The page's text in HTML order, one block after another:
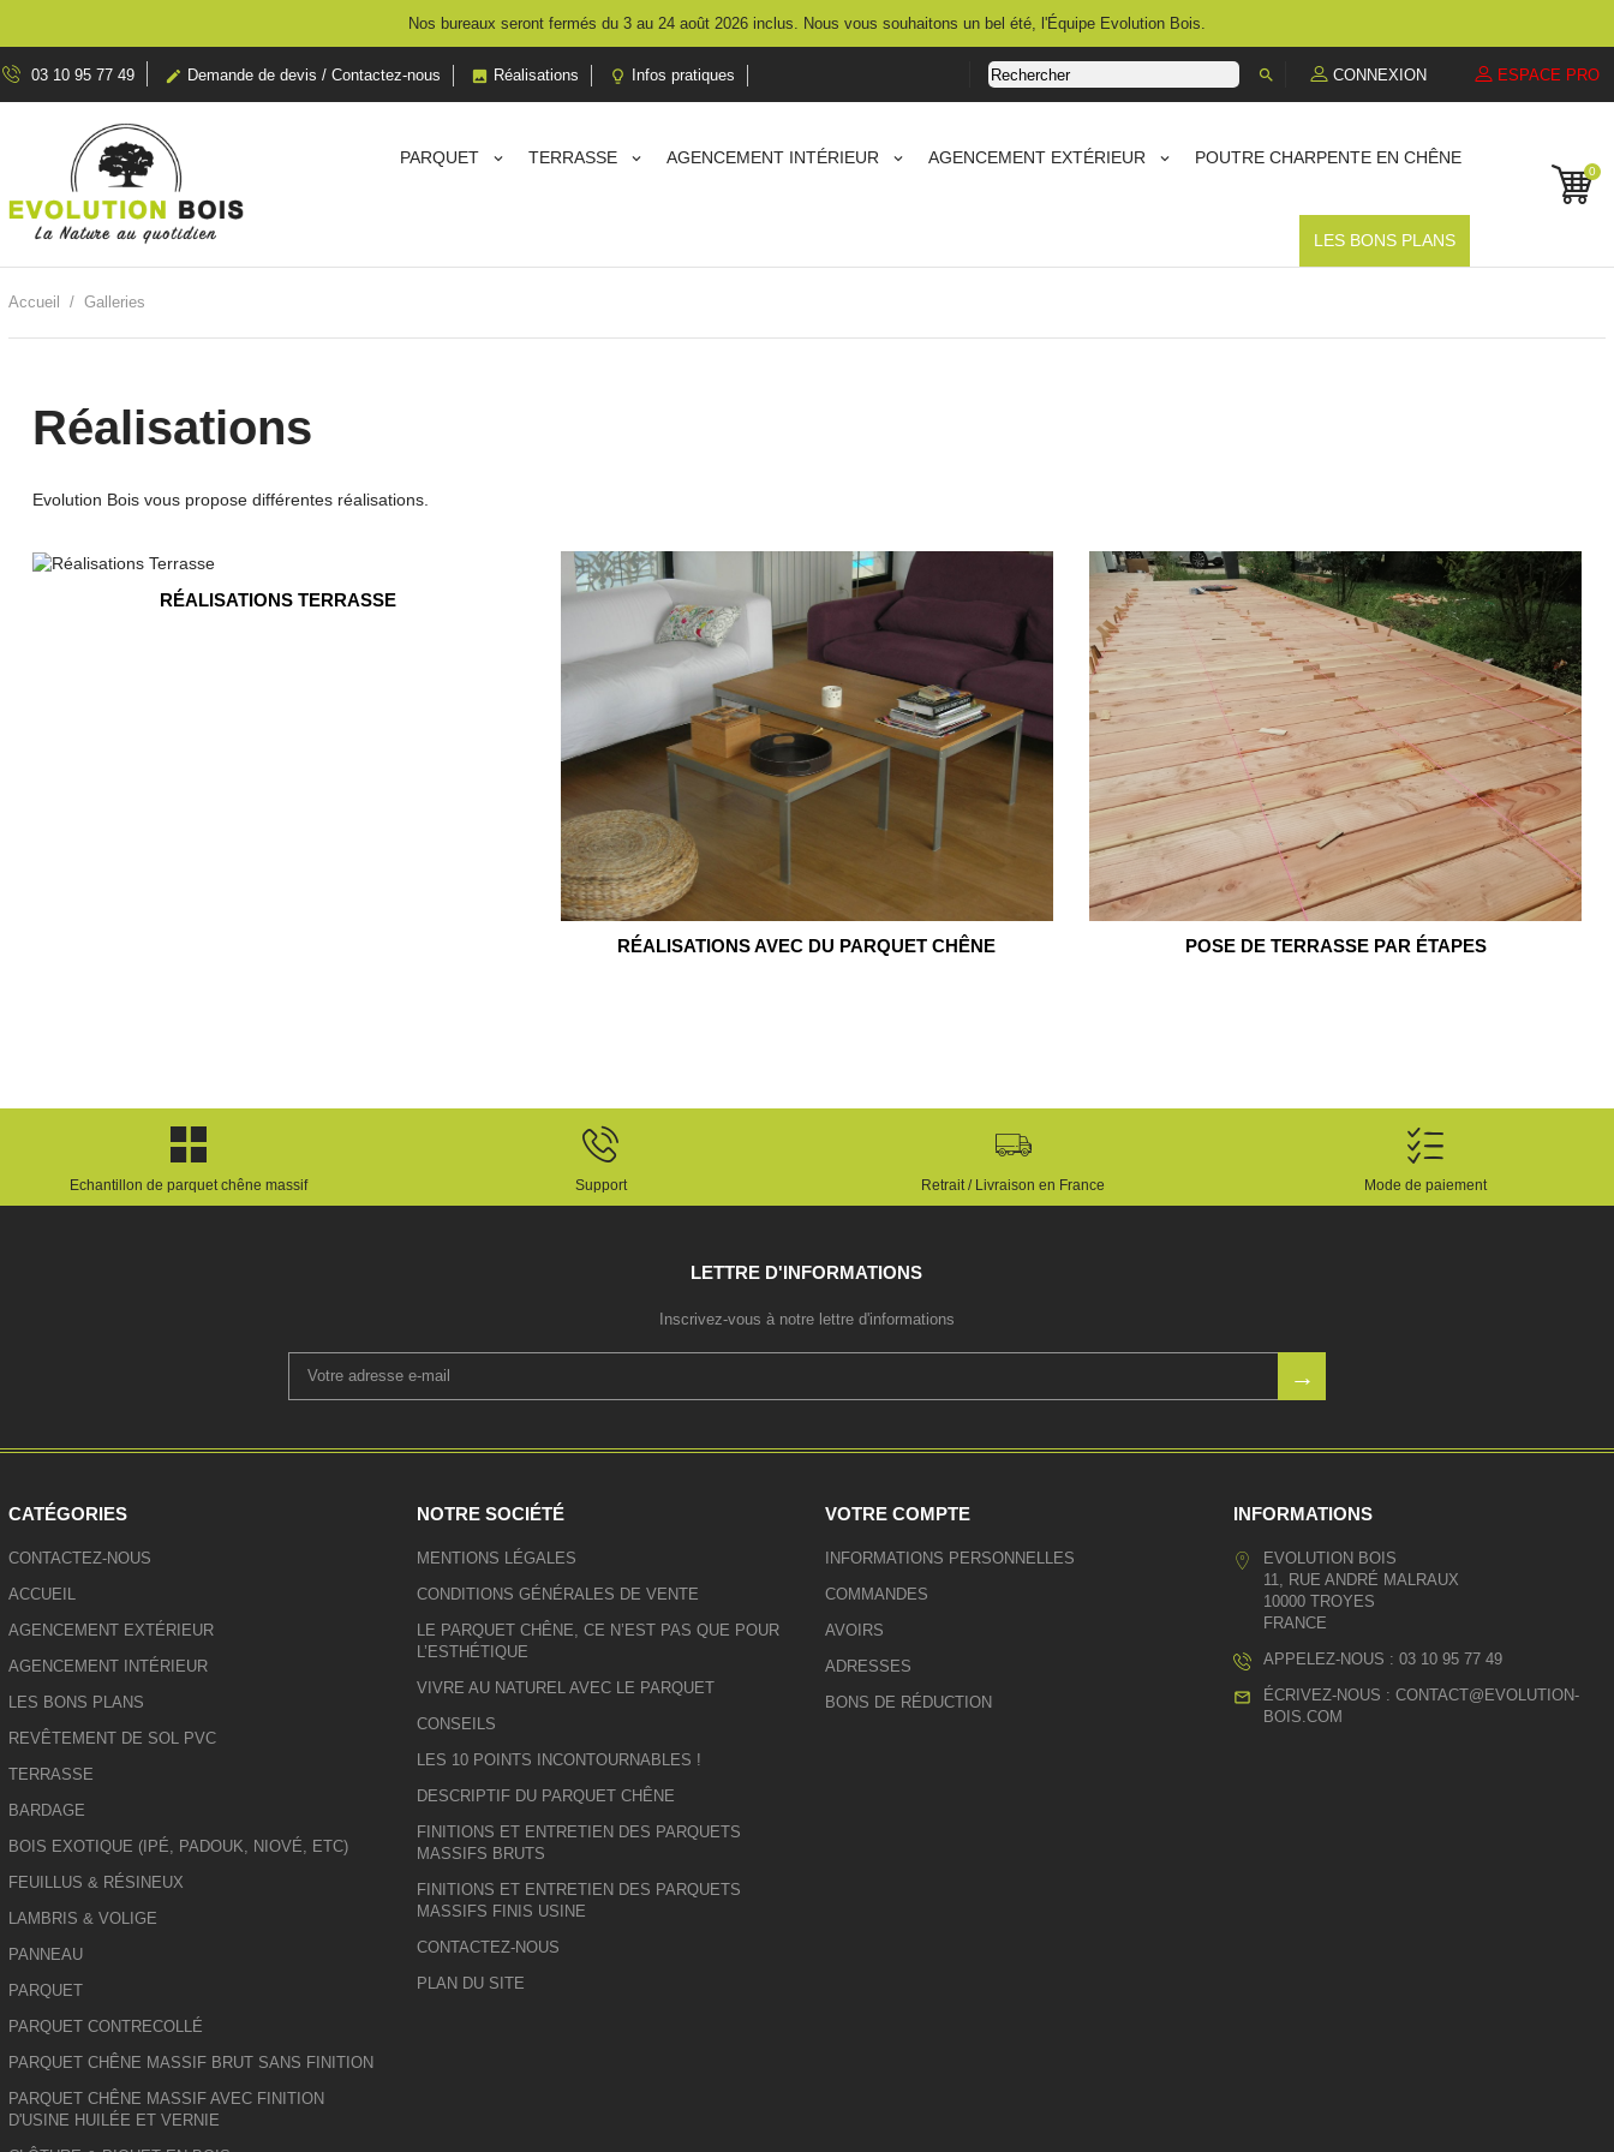
Nos bureaux seront fermés du 3 au 24 août 2026 inclus. Nous vous souhaitons un bel été, l'Équipe Evolution Bois.
03 10 95 77 49  Demande de devis / Contactez-nous  Réalisations  Infos pratiques  CONNEXION ESPACE PRO
PARQUET TERRASSE AGENCEMENT INTÉRIEUR AGENCEMENT EXTÉRIEUR POUTRE CHARPENTE EN CHÊNE
LES BONS PLANS
0
Accueil Galleries
Réalisations
Evolution Bois vous propose différentes réalisations.
RÉALISATIONS TERRASSE
RÉALISATIONS AVEC DU PARQUET CHÊNE POSE DE TERRASSE PAR ÉTAPES
Echantillon de parquet chêne massif Support Retrait / Livraison en France Mode de paiement
LETTRE D'INFORMATIONS
Inscrivez-vous à notre lettre d'informations
CATÉGORIES
CONTACTEZ-NOUS
ACCUEIL
AGENCEMENT EXTÉRIEUR
AGENCEMENT INTÉRIEUR
LES BONS PLANS
REVÊTEMENT DE SOL PVC
TERRASSE
BARDAGE
BOIS EXOTIQUE (IPÉ, PADOUK, NIOVÉ, ETC)
FEUILLUS & RÉSINEUX
LAMBRIS & VOLIGE
PANNEAU
PARQUET
PARQUET CONTRECOLLÉ
PARQUET CHÊNE MASSIF BRUT SANS FINITION
PARQUET CHÊNE MASSIF AVEC FINITION
D'USINE HUILÉE ET VERNIE
NOTRE SOCIÉTÉ
MENTIONS LÉGALES
CONDITIONS GÉNÉRALES DE VENTE
LE PARQUET CHÊNE, CE N’EST PAS QUE POUR
L’ESTHÉTIQUE
VIVRE AU NATUREL AVEC LE PARQUET
CONSEILS
LES 10 POINTS INCONTOURNABLES !
DESCRIPTIF DU PARQUET CHÊNE
FINITIONS ET ENTRETIEN DES PARQUETS
MASSIFS BRUTS
FINITIONS ET ENTRETIEN DES PARQUETS
MASSIFS FINIS USINE
CONTACTEZ-NOUS
PLAN DU SITE
VOTRE COMPTE
INFORMATIONS PERSONNELLES
COMMANDES
AVOIRS
ADRESSES
BONS DE RÉDUCTION
INFORMATIONS
EVOLUTION BOIS
11, RUE ANDRÉ MALRAUX
10000 TROYES
FRANCE
APPELEZ-NOUS :03 10 95 77 49
ÉCRIVEZ-NOUS :CONTACT@EVOLUTION-
BOIS.COM